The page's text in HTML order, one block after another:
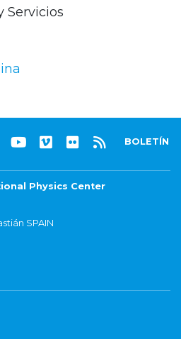
Servicios
BOLETÍN
Physics Center
SPAIN